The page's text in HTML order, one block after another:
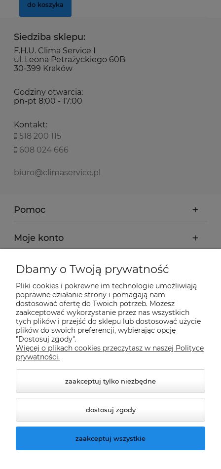
do koszyka
Siedziba sklepu:
F.H.U. Clima Service I
ul. Leona Petrażyckiego 60B
30-399 Kraków
Godziny otwarcia:
pn-pt 8:00 - 17:00
Kontakt:
518 200 115
608 024 666
biuro@climaservice.pl
Pomoc
Moje konto
Płatności i dostawa
Informacje
O nas
Nasze sklepy Allegro
© 2026 climatools.pl. Wszelkie prawa zastrzeżone.
Dbamy o Twoją prywatność
Pliki cookies i pokrewne im technologie umożliwiają
poprawne działanie strony i pomagają nam
dostosować ofertę do Twoich potrzeb. Możesz
zaakceptować wykorzystanie przez nas wszystkich
tych plików i przejść do sklepu lub dostosować użycie
plików do swoich preferencji, wybierając opcję
"Dostosuj zgody".
Więcej o plikach cookies przeczytasz w naszej Polityce
prywatności.
zaakceptuj tylko niezbędne
dostosuj zgody
zaakceptuj wszystkie